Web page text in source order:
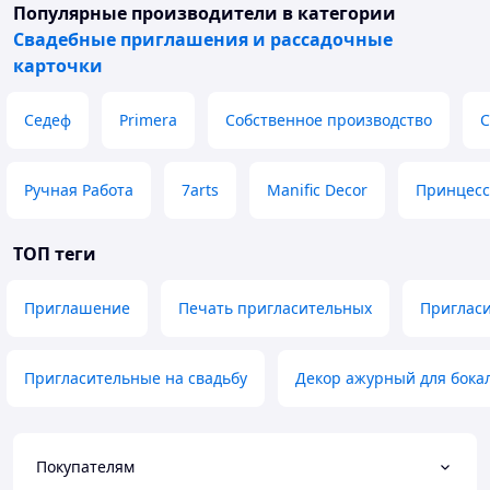
Популярные производители в категории
Свадебные приглашения и рассадочные
карточки
Седеф Primera Собственное производство
Ручная Работа 7arts Manific Decor
ТОП теги
Приглашение Печать пригласительных
Пригласительные на свадьбу Декор ажурный для
Покупателям